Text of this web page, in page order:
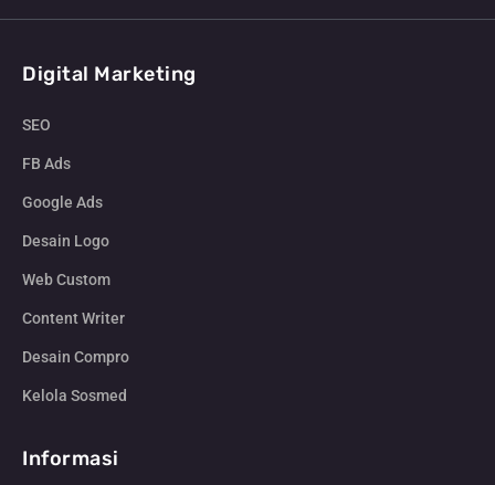
Digital Marketing
SEO
FB Ads
Google Ads
Desain Logo
Web Custom
Content Writer
Desain Compro
Kelola Sosmed
Informasi